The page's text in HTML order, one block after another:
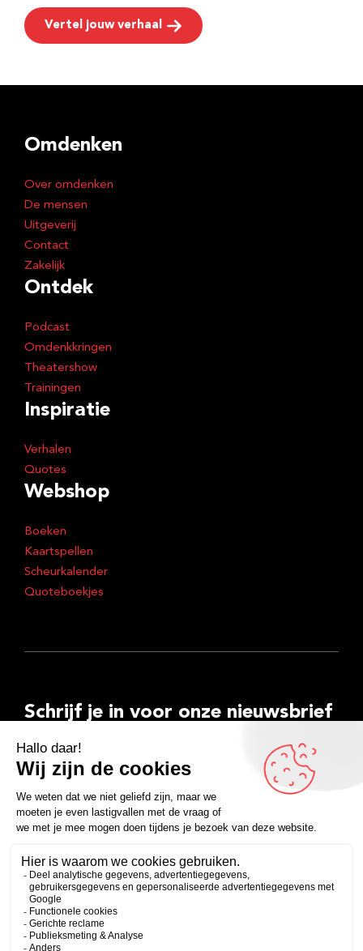
Vertel jouw verhaal
Omdenken
Over omdenken
De mensen
Uitgeverij
Contact
Zakelijk
Ontdek
Podcast
Omdenkkringen
Theatershow
Trainingen
Inspiratie
Verhalen
Quotes
Webshop
Boeken
Kaartspellen
Scheurkalender
Quoteboekjes
Schrijf je in voor onze nieuwsbrief
E-
mailadres
Inschrijven
FacebookInstagramLinkedInYouTubeSpotify